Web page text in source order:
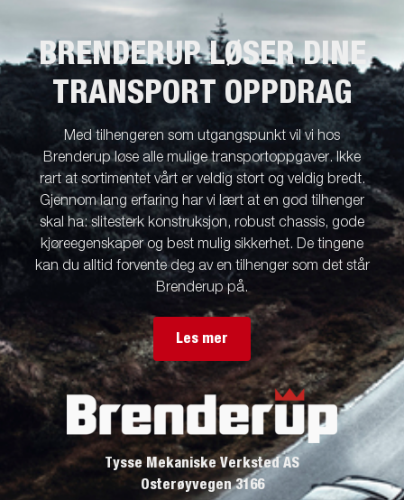
BRENDERUP LØSER DINE
TRANSPORT OPPDRAG
Med tilhengeren som utgangspunkt vil vi hos
Brenderup løse alle mulige transportoppgaver. Ikke
rart at sortimentet vårt er veldig stort og veldig bredt.
Gjennom lang erfaring har vi lært at en god tilhenger
skal ha: slitesterk konstruksjon, robust chassis, gode
kjøreegenskaper og best mulig sikkerhet. De tingene
kan du alltid forvente deg av en tilhenger som det står
Brenderup på.
Les mer
Tysse Mekaniske Verksted AS
Osterøyvegen 3166